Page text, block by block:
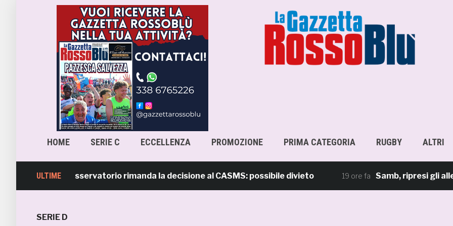
HOME SERIE C ECCELLENZA PROMOZIONE PRIMA CATEGORIA RUGBY ALTRI
ULTIME
Samb, l’Osservatorio rimanda la decisione al CASMS: possibile divieto 19 ore fa Samb, ripresi gli
SERIE D